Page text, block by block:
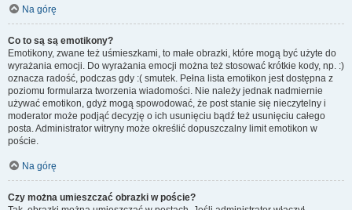
Na górę
Co to są są emotikony?
Emotikony, zwane też uśmieszkami, to małe obrazki, które mogą być użyte do
wyrażania emocji. Do wyrażania emocji można też stosować krótkie kody, np. :)
oznacza radość, podczas gdy :( smutek. Pełna lista emotikon jest dostępna z
poziomu formularza tworzenia wiadomości. Nie należy jednak nadmiernie
używać emotikon, gdyż mogą spowodować, że post stanie się nieczytelny i
moderator może podjąć decyzję o ich usunięciu bądź też usunięciu całego
posta. Administrator witryny może określić dopuszczalny limit emotikon w
poście.
Na górę
Czy można umieszczać obrazki w poście?